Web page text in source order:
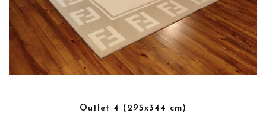
Outlet 4 (295x344 cm)